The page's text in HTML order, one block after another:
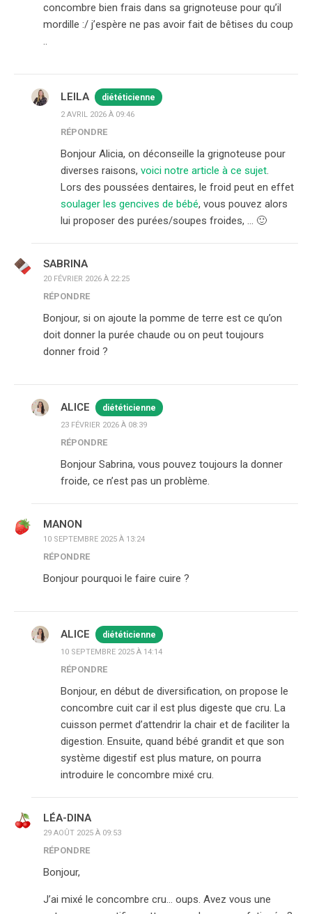
concombre bien frais dans sa grignoteuse pour qu’il
mordille :/ j’espère ne pas avoir fait de bêtises du coup
..
LEILA diététicienne
2 AVRIL 2026 À 09:46
RÉPONDRE
Bonjour Alicia, on déconseille la grignoteuse pour
diverses raisons, voici notre article à ce sujet.
Lors des poussées dentaires, le froid peut en effet
soulager les gencives de bébé, vous pouvez alors
lui proposer des purées/soupes froides, … 🙂
SABRINA
20 FÉVRIER 2026 À 22:25
RÉPONDRE
Bonjour, si on ajoute la pomme de terre est ce qu’on
doit donner la purée chaude ou on peut toujours
donner froid ?
ALICE diététicienne
23 FÉVRIER 2026 À 08:39
RÉPONDRE
Bonjour Sabrina, vous pouvez toujours la donner
froide, ce n’est pas un problème.
MANON
10 SEPTEMBRE 2025 À 13:24
RÉPONDRE
Bonjour pourquoi le faire cuire ?
ALICE diététicienne
10 SEPTEMBRE 2025 À 14:14
RÉPONDRE
Bonjour, en début de diversification, on propose le
concombre cuit car il est plus digeste que cru. La
cuisson permet d’attendrir la chair et de faciliter la
digestion. Ensuite, quand bébé grandit et que son
système digestif est plus mature, on pourra
introduire le concombre mixé cru.
LÉA-DINA
29 AOÛT 2025 À 09:53
RÉPONDRE
Bonjour,
J’ai mixé le concombre cru… oups. Avez vous une